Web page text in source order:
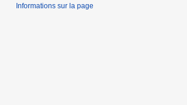
Informations sur la page